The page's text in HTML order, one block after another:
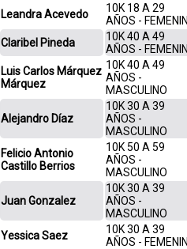
Leandra Acevedo
10K 18 A 29
AÑOS -
Claribel Pineda
10K 40 A 49
AÑOS -
Luis Carlos Márquez
Márquez
10K 40 A 49
AÑOS -
MASCULINO
Alejandro Díaz
10K 30 A 39
AÑOS -
MASCULINO
Felicio Antonio
Castillo Berrios
10K 50 A 59
AÑOS -
MASCULINO
Juan Gonzalez
10K 30 A 39
AÑOS -
MASCULINO
Yessica Saez
10K 30 A 39
AÑOS -